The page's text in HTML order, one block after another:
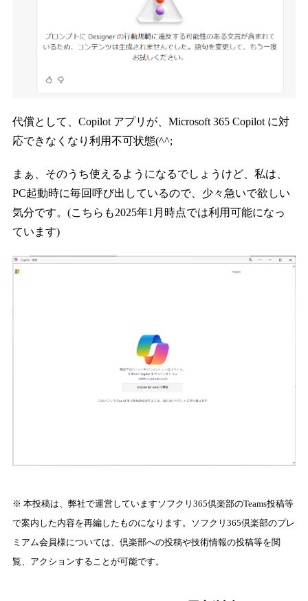
代償として、Copilot アプリが、Microsoft 365 Copilot に対
応できなくなり利用不可状態(^^;
まぁ、そのうち使えるようになるでしょうけど、私は、
PC起動時に毎回呼び出しているので、少々急いで欲しい
気分です。(こちらも2025年1月時点では利用可能になっ
ています)
※ 本投稿は、弊社で運営していますソフクリ365倶楽部のTeams投稿等
で案内した内容を再編したものになります。ソフクリ365倶楽部のプレ
ミアム会員様については、倶楽部への投稿や技術情報の投稿等を閲
覧、アクションすることが可能です。